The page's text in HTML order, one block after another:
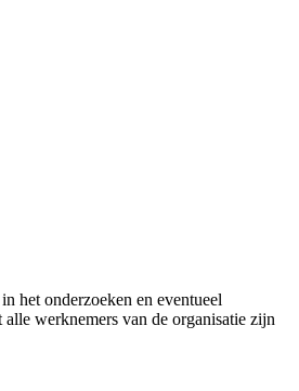
het onderzoeken en eventueel
werknemers van de organisatie zijn